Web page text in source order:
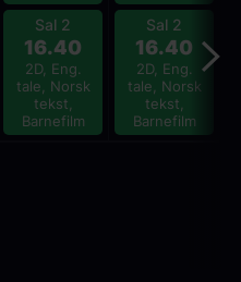
Sal 2
16.40
2D, Eng.
tale, Norsk
tekst,
Barnefilm
Sal 2
16.40
2D, Eng.
tale, Norsk
tekst,
Barnefilm